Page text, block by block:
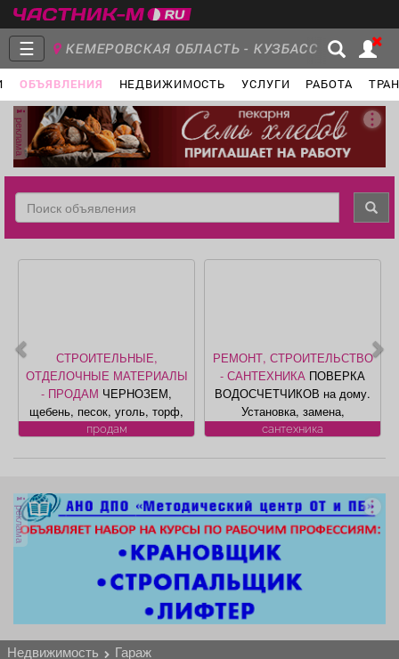
☰ КЕМЕРОВСКАЯ ОБЛАСТЬ - КУЗБАСС
ОБЪЯВЛЕНИЯ НЕДВИЖИМОСТЬ УСЛУГИ РАБОТА
Главная
Группы Новости
Объявления
Афиша Обучение Проекты
Товары Поздравления Погода
Я - пенсионер
реклама
СТРОИТЕЛЬНЫЕ,
ОТДЕЛОЧНЫЕ МАТЕРИАЛЫ
- ПРОДАМ ЧЕРНОЗЕМ,
щебень, песок, уголь, торф,
гравий, шлак, отсыпка и
продам
РЕМОНТ, СТРОИТЕЛЬСТВО
- САНТЕХНИКА ПОВЕРКА
ВОДОСЧЕТЧИКОВ на дому.
Установка, замена,
регистрация. ул. Лукиянова,
сантехника
реклама
недвижимость гараж